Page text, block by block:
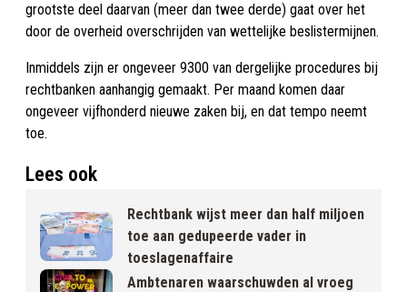
grootste deel daarvan (meer dan twee derde) gaat over het
door de overheid overschrijden van wettelijke beslistermijnen.
Inmiddels zijn er ongeveer 9300 van dergelijke procedures bij
rechtbanken aanhangig gemaakt. Per maand komen daar
ongeveer vijfhonderd nieuwe zaken bij, en dat tempo neemt
toe.
Lees ook
Rechtbank wijst meer dan half miljoen
toe aan gedupeerde vader in
toeslagenaffaire
Ambtenaren waarschuwden al vroeg